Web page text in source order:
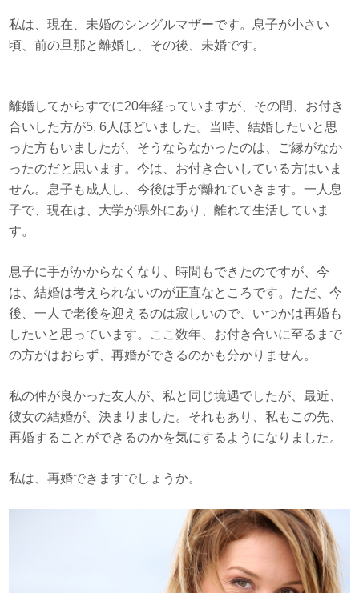
私は、現在、未婚のシングルマザーです。息子が小さい
頃、前の旦那と離婚し、その後、未婚です。
離婚してからすでに20年経っていますが、その間、お付き
合いした方が5, 6人ほどいました。当時、結婚したいと思
った方もいましたが、そうならなかったのは、ご縁がなか
ったのだと思います。今は、お付き合いしている方はいま
せん。息子も成人し、今後は手が離れていきます。一人息
子で、現在は、大学が県外にあり、離れて生活していま
す。
息子に手がかからなくなり、時間もできたのですが、今
は、結婚は考えられないのが正直なところです。ただ、今
後、一人で老後を迎えるのは寂しいので、いつかは再婚も
したいと思っています。ここ数年、お付き合いに至るまで
の方がはおらず、再婚ができるのかも分かりません。
私の仲が良かった友人が、私と同じ境遇でしたが、最近、
彼女の結婚が、決まりました。それもあり、私もこの先、
再婚することができるのかを気にするようになりました。
私は、再婚できますでしょうか。